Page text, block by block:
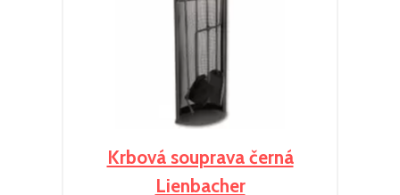
Krbová souprava černá
Lienbacher